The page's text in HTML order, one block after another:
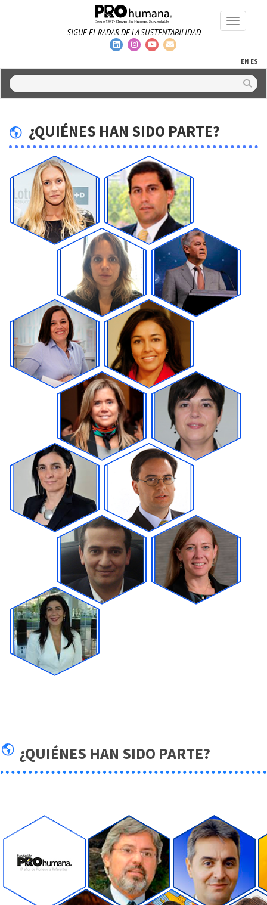
SIGUE EL RADAR DE LA SUSTENTABILIDAD
EN ES
Toggle
¿QUIÉNES HAN SIDO PARTE?
¿QUIÉNES HAN SIDO PARTE?